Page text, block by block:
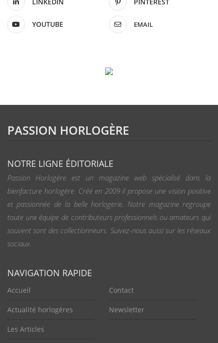
YOUTUBE EMAIL
PASSION HORLOGÈRE
NOTRE LIGNE ÉDITORIALE
Passion Horlogère est un magazine web spécialisé dans la
bienfacture horlogère. Créé en 2009 il propose une vision positive
et passionnée de la belle horlogerie. Notre magazine regroupe
toute une équipe de contributeurs professionnels ou amateurs qui
souvent sont des collectionneurs. Suivez-nous aussi sur les réseaux
sociaux.
NAVIGATION RAPIDE
Accueil
Actualité horlogères
Les Articles
Contact
Newsletter